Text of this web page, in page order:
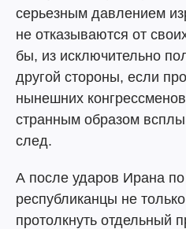
серьезным давлением
не отказываются от
бы, из исключительно
другой стороны, если
нынешних
странным образом
след.
А после ударов Ирана
республиканцы не
протолкнуть отдельный